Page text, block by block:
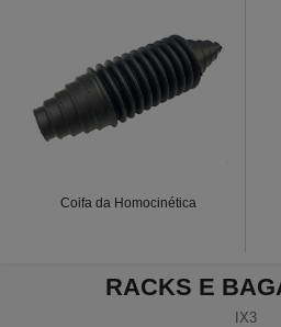
Coifa da Homocinética
RACKS E
IX3